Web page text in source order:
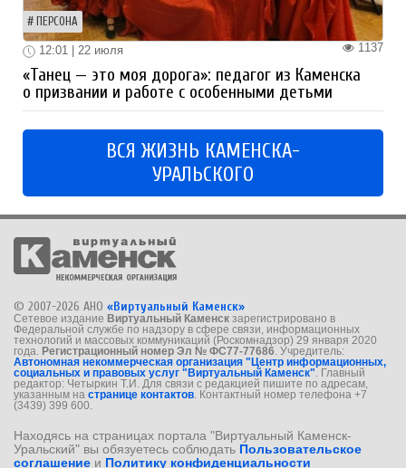
ПЕРСОНА
1137
12:01 | 22 июля
«Танец — это моя дорога»: педагог из Каменска
о призвании и работе с особенными детьми
ВСЯ ЖИЗНЬ КАМЕНСКА-
УРАЛЬСКОГО
© 2007-2026 АНО «Виртуальный Каменск»
Сетевое издание Виртуальный Каменск зарегистрировано в
Федеральной службе по надзору в сфере связи, информационных
технологий и массовых коммуникаций (Роскомнадзор) 29 января 2020
года. Регистрационный номер Эл № ФС77-77686 . Учредитель:
Автономная некоммерческая организация "Центр информационных,
социальных и правовых услуг "Виртуальный Каменск" . Главный
редактор: Четыркин Т.И. Для связи с редакцией пишите по адресам,
указанным на странице контактов . Контактный номер телефона +7
(3439) 399 600.
Находясь на страницах портала "Виртуальный Каменск-
Уральский" вы обязуетесь соблюдать Пользовательское
соглашение и Политику конфиденциальности